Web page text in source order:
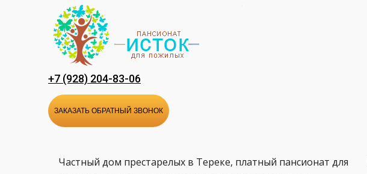
содержанию
+7 (928) 204-83-06
ЗАКАЗАТЬ ОБРАТНЫЙ ЗВОНОК
Частный дом престарелых в Тереке, платный пансионат для